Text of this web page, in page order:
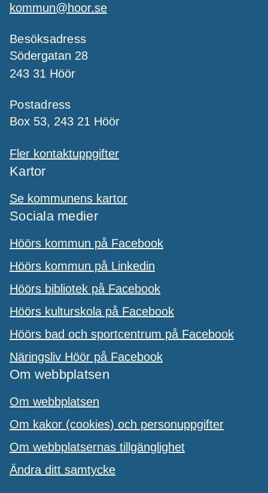
kommun@hoor.se
Besöksadress
Södergatan 28
243 31 Höör
Postadress
Box 53, 243 21 Höör
Fler kontaktuppgifter
Kartor
Se kommunens kartor
Sociala medier
Höörs kommun på Facebook
Höörs kommun på Linkedin
Höörs bibliotek på Facebook
Höörs kulturskola på Facebook
Höörs bad och sportcentrum på Facebook
Näringsliv Höör på Facebook
Om webbplatsen
Om webbplatsen
Om kakor (cookies) och personuppgifter
Om webbplatsernas tillgänglighet
Ändra ditt samtycke